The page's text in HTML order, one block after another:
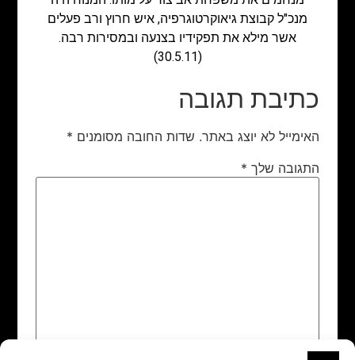
מנכ"ל קבוצת גיאוקרטוגרפיה, איש חרוץ ורב פעלים
אשר מילא את תפקידיו בצנעה ובמסירות רבה.
(30.5.11)
כתיבת תגובה
האימייל לא יוצג באתר. שדות החובה מסומנים *
התגובה שלך *